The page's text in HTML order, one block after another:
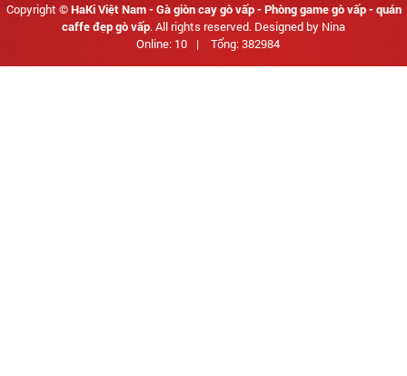
Copyright ©HaKi Việt Nam - Gà giòn cay gò vấp - Phòng game gò vấp - quán
caffe đẹp gò vấp. All rights reserved. Designed by Nina
Online: 10
| Tổng: 382984